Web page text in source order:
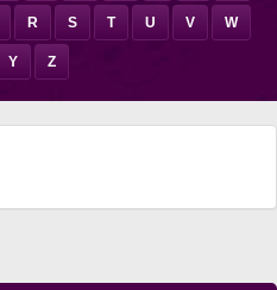
R S T U V W
Y Z